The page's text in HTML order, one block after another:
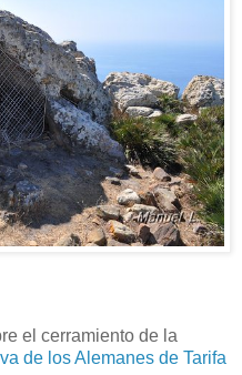
el cerramiento de la
de los Alemanes de Tarifa